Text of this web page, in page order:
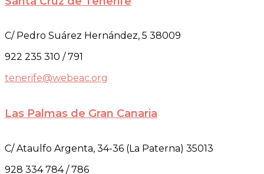
C/ Pedro Suárez Hernández, 5 38009
922 235 310 / 791
tenerife@webeac.org
Las Palmas de Gran Canaria
C/ Ataulfo Argenta, 34-36 (La Paterna) 35013
928 334 784 / 786